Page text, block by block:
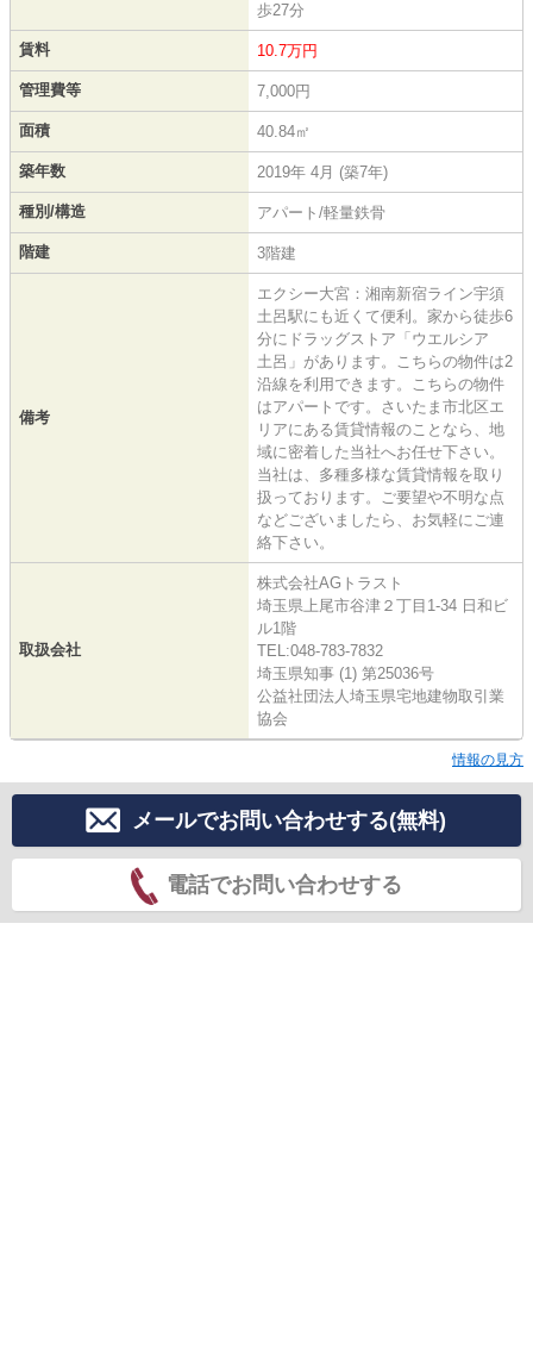
歩27分
賃料 10.7万円
管理費等 7,000円
面積 40.84㎡
築年数 2019年 4月 (築7年)
種別/構造 アパート/軽量鉄骨
階建 3階建
備考
エクシー大宮：湘南新宿ライン宇須
土呂駅にも近くて便利。家から徒歩6
分にドラッグストア「ウエルシア
土呂」があります。こちらの物件は2
沿線を利用できます。こちらの物件
はアパートです。さいたま市北区エ
リアにある賃貸情報のことなら、地
域に密着した当社へお任せ下さい。
当社は、多種多様な賃貸情報を取り
扱っております。ご要望や不明な点
などございましたら、お気軽にご連
絡下さい。
取扱会社
株式会社AGトラスト
埼玉県上尾市谷津２丁目1-34 日和ビ
ル1階
TEL:048-783-7832
埼玉県知事 (1) 第25036号
公益社団法人埼玉県宅地建物取引業
協会
情報の見方
メールでお問い合わせする(無料)
電話でお問い合わせする